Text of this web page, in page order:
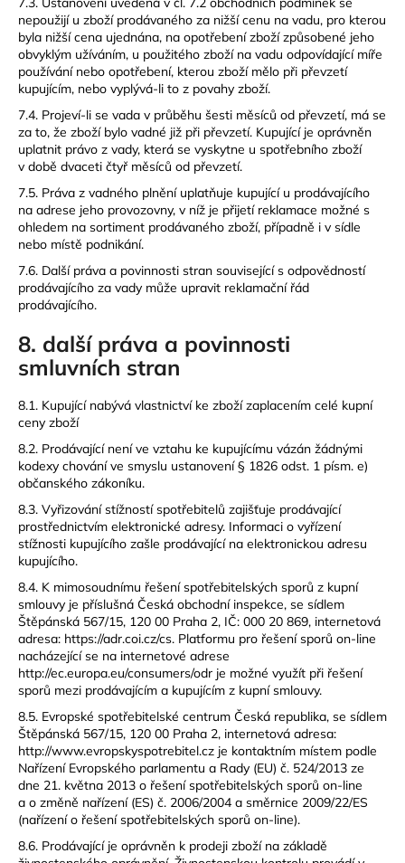
nepoužijí u zboží prodávaného za nižší cenu na vadu, pro kterou
byla nižší cena ujednána, na opotřebení zboží způsobené jeho
obvyklým užíváním, u použitého zboží na vadu odpovídající míře
používání nebo opotřebení, kterou zboží mělo při převzetí
kupujícím, nebo vyplývá-li to z povahy zboží.
7.4. Projeví-li se vada v průběhu šesti měsíců od převzetí, má se
za to, že zboží bylo vadné již při převzetí. Kupující je oprávněn
uplatnit právo z vady, která se vyskytne u spotřebního zboží
v době dvaceti čtyř měsíců od převzetí.
7.5. Práva z vadného plnění uplatňuje kupující u prodávajícího
na adrese jeho provozovny, v níž je přijetí reklamace možné s
ohledem na sortiment prodávaného zboží, případně i v sídle
nebo místě podnikání.
7.6. Další práva a povinnosti stran související s odpovědností
prodávajícího za vady může upravit reklamační řád
prodávajícího.
8. další práva a povinnosti
smluvních stran
8.1. Kupující nabývá vlastnictví ke zboží zaplacením celé kupní
ceny zboží
8.2. Prodávající není ve vztahu ke kupujícímu vázán žádnými
kodexy chování ve smyslu ustanovení § 1826 odst. 1 písm. e)
občanského zákoníku.
8.3. Vyřizování stížností spotřebitelů zajišťuje prodávající
prostřednictvím elektronické adresy. Informaci o vyřízení
stížnosti kupujícího zašle prodávající na elektronickou adresu
kupujícího.
8.4. K mimosoudnímu řešení spotřebitelských sporů z kupní
smlouvy je příslušná Česká obchodní inspekce, se sídlem
Štěpánská 567/15, 120 00 Praha 2, IČ: 000 20 869, internetová
adresa: https://adr.coi.cz/cs. Platformu pro řešení sporů on-line
nacházející se na internetové adrese
http://ec.europa.eu/consumers/odr je možné využít při řešení
sporů mezi prodávajícím a kupujícím z kupní smlouvy.
8.5. Evropské spotřebitelské centrum Česká republika, se sídlem
Štěpánská 567/15, 120 00 Praha 2, internetová adresa:
http://www.evropskyspotrebitel.cz je kontaktním místem podle
Nařízení Evropského parlamentu a Rady (EU) č. 524/2013 ze
dne 21. května 2013 o řešení spotřebitelských sporů on-line
a o změně nařízení (ES) č. 2006/2004 a směrnice 2009/22/ES
(nařízení o řešení spotřebitelských sporů on-line).
8.6. Prodávající je oprávněn k prodeji zboží na základě